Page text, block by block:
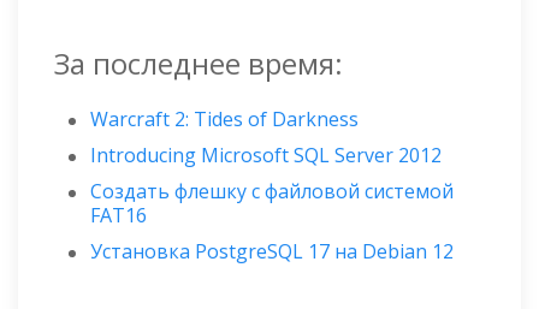
За последнее время:
Warcraft 2: Tides of Darkness
Introducing Microsoft SQL Server 2012
Создать флешку с файловой системой
FAT16
Установка PostgreSQL 17 на Debian 12